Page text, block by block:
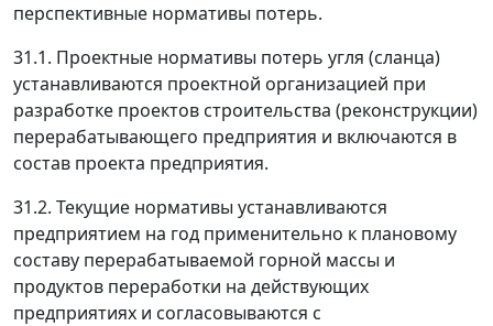
перспективные нормативы потерь.
31.1. Проектные нормативы потерь угля (сланца)
устанавливаются проектной организацией при
разработке проектов строительства (реконструкции)
перерабатывающего предприятия и включаются в
состав проекта предприятия.
31.2. Текущие нормативы устанавливаются
предприятием на год применительно к плановому
составу перерабатываемой горной массы и
продуктов переработки на действующих
предприятиях и согласовываются с